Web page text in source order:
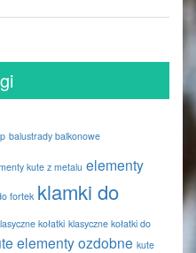
balustrady balkonowe
kute z metalu elementy
fortek klamki do
kołatki klasyczne kołatki do
elementy ozdobne kute